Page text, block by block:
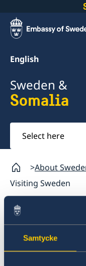
Samtycke
English
Sweden &
Somalia
Select
here
About
Visiting Sweden
Somalia
Going to Sweden?
Visiting Sweden
Visiting